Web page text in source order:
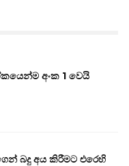
අංක 1 වෙයි
බදු අය කිරීමට එරෙහි